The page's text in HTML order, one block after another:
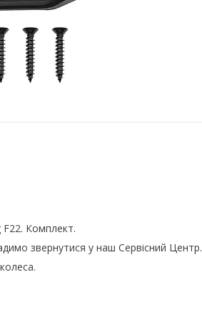
Комплект.
звернутися у наш Сервісний Центр.